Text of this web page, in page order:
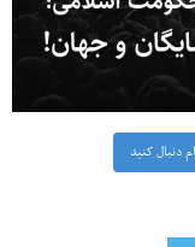
دنبال کنید